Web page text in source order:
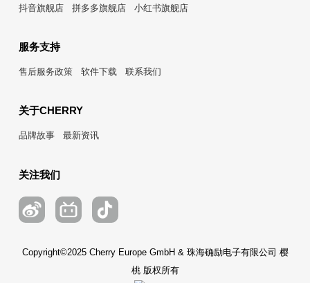
抖音旗舰店
拼多多旗舰店 小红书旗舰店
服务支持
售后服务政策 软件下载 联系我们
关于CHERRY
品牌故事 最新资讯
关注我们
Copyright©2025 Cherry Europe GmbH & 珠海确励电子有限公司 樱
桃 版权所有